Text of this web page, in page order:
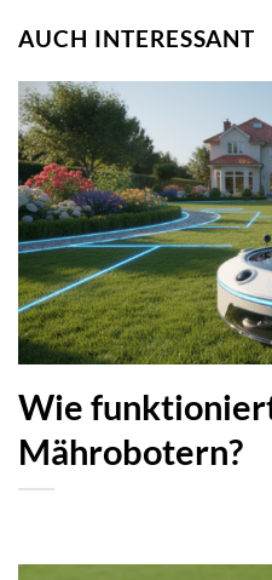
AUCH INTERESSANT
Wie
Mährobotern?